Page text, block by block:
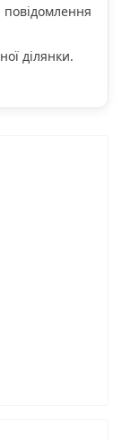
повідомлення
ділянки.